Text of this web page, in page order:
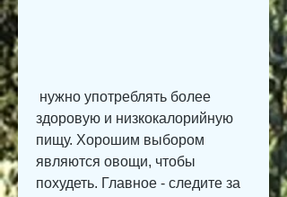
здоровую и низкокалорийную
пищу. Хорошим выбором
являются овощи, чтобы
похудеть. Главное - следите за